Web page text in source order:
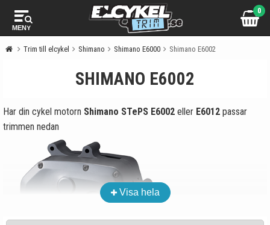
MENY
0
Trim till elcykel Shimano Shimano E6000 Shimano E6002
SHIMANO E6002
Har din cykel motorn Shimano STePS E6002 eller E6012 passar
trimmen nedan
Visa hela